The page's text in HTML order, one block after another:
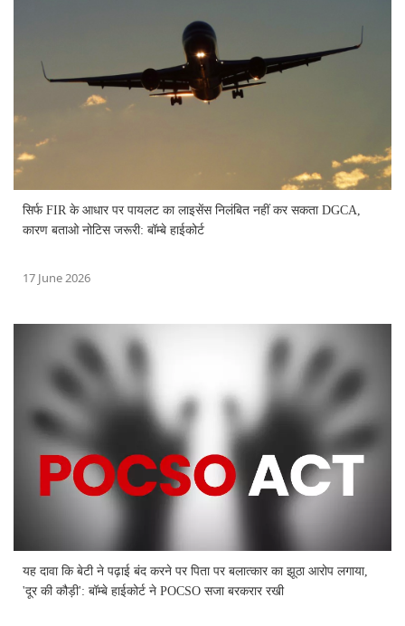
सिर्फ FIR के आधार पर पायलट का लाइसेंस निलंबित नहीं कर सकता DGCA,
कारण बताओ नोटिस जरूरी: बॉम्बे हाईकोर्ट
17 June 2026
यह दावा कि बेटी ने पढ़ाई बंद करने पर पिता पर बलात्कार का झूठा आरोप लगाया,
'दूर की कौड़ी': बॉम्बे हाईकोर्ट ने POCSO सजा बरकरार रखी